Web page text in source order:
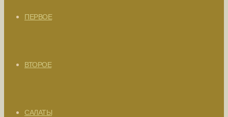
ПЕРВОЕ
ВТОРОЕ
САЛАТЫ